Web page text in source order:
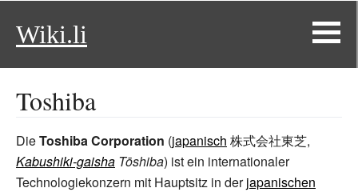
Wiki.li
Toshiba
DieToshiba Corporation (japanisch 株式会社東芝,
Kabushiki-gaisha Tōshiba) ist ein internationaler
Technologiekonzern mit Hauptsitz in derjapanischen